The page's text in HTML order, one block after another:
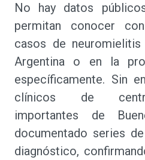
No hay datos
permitan conocer
casos de
Argentina o en la
específicamente. Sin
clínicos de
importantes de
documentado series
diagnóstico,